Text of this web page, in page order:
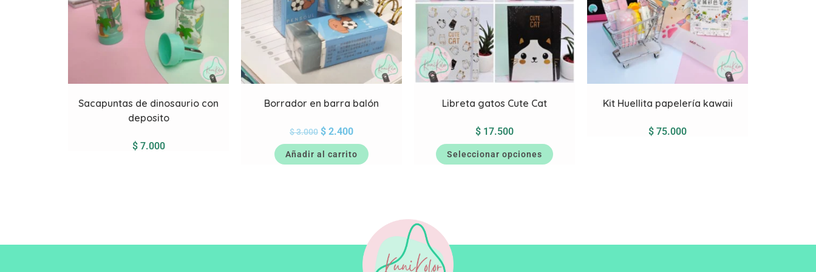
Sacapuntas de dinosaurio con
deposito
$7.000
Borrador en barra balón
$3.000 $ 2.400
Añadir al carrito
Libreta gatos Cute Cat
$ 17.500
Seleccionar opciones
Kit Huellita papelería kawaii
$ 75.000